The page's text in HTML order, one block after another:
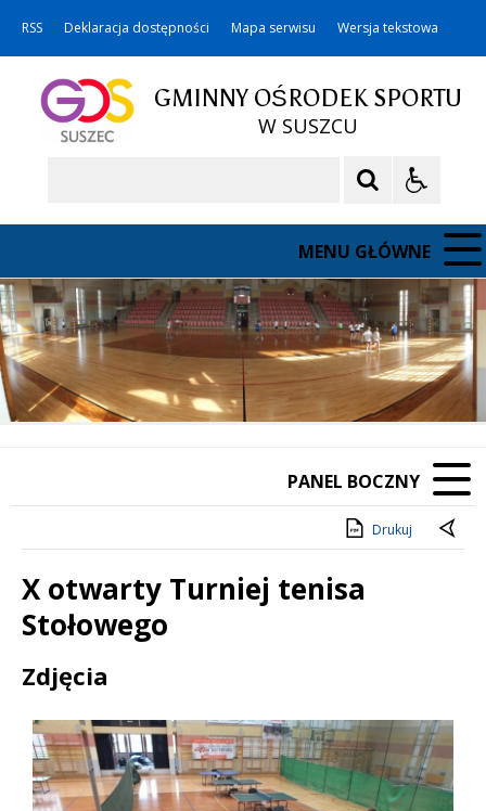
RSS Deklaracja dostępności Mapa serwisu Wersja tekstowa
GMINNY OŚRODEK SPORTU
W SUSZCU
MENU GŁÓWNE
PANEL BOCZNY
Drukuj
X otwarty Turniej tenisa
Stołowego
Treść
Zdjęcia